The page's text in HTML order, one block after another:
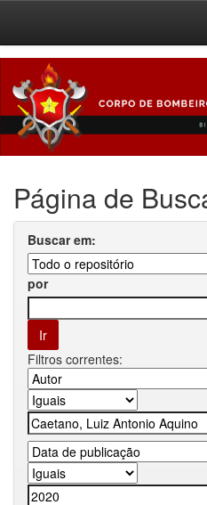
navigation
Página de
Buscar em:
por
Filtros correntes: